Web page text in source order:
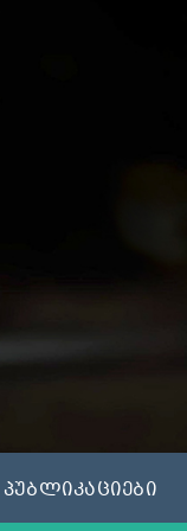
პუბლიკაციები